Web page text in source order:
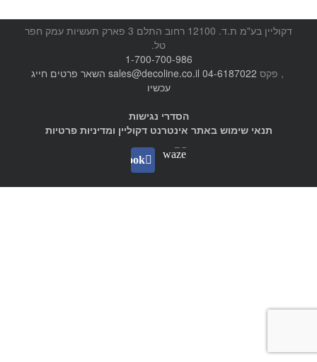
דקוליין בע"מ ת.ד. 12100 רחוב התלם 3 פארק תעשיות עמק חפר
טל.
1-700-700-986
, פקס 04-6187022
sales@decoline.co.il השאר פרטים חייג
עכשיו
הסדרי נגישות
תנאי שימוש באתר אינטרנט דקוליין ומדיניות פרטיות
Waze
facebook